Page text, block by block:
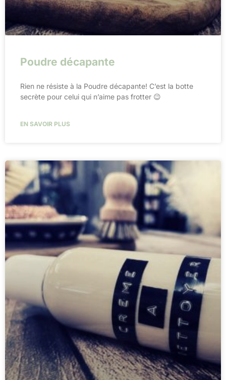
Poudre décapante
Rien ne résiste à la Poudre décapante! C’est la botte
secrète pour celui qui n’aime pas frotter 😉
EN SAVOIR PLUS